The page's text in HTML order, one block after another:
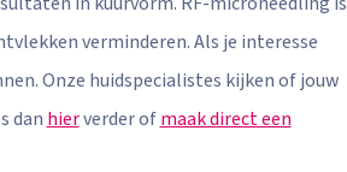
verminderen. Als je interesse
Onze huidspecialistes kijken of jouw
dan hierverder ofmaak direct een